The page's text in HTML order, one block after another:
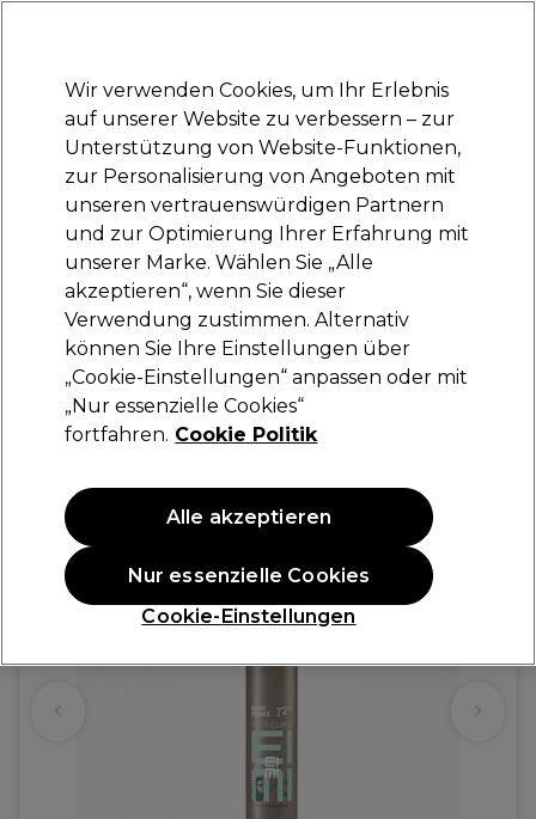
Anmelden
Marken Deals Haare Elektrogeräte Saloneinrichtung
Lieferung und Lieferzeiten
– mehr erfahren
Wella Professionals
Wella EIMI Nutri Boost Bounce 300ml
4
32,55 €
10.85 € pro 100ml
ANGEBOT
Wir verwenden Cookies, um Ihr Erlebnis
auf unserer Website zu verbessern – zur
Unterstützung von Website-Funktionen,
zur Personalisierung von Angeboten mit
unseren vertrauenswürdigen Partnern
und zur Optimierung Ihrer Erfahrung mit
unserer Marke. Wählen Sie „Alle
akzeptieren“, wenn Sie dieser
Verwendung zustimmen. Alternativ
können Sie Ihre Einstellungen über
„Cookie-Einstellungen“ anpassen oder mit
„Nur essenzielle Cookies“
fortfahren. Cookie Politik
Cookie-Einstellungen
Nur essenzielle Cookies
Alle akzeptieren